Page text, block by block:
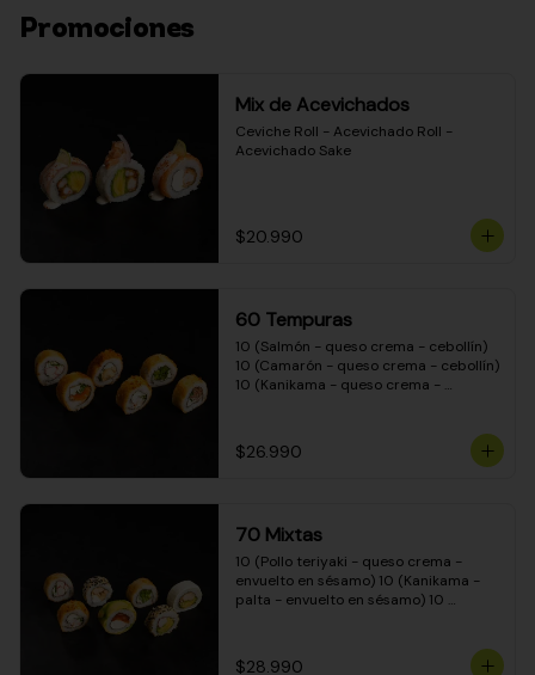
Promociones
Mix de Acevichados
Ceviche Roll - Acevichado Roll -
Acevichado Sake
$20.990
60 Tempuras
10 (Salmón - queso crema - cebollín)
10 (Camarón - queso crema - cebollín)
10 (Kanikama - queso crema -
crema - cebollín) 10 (Carne - queso
crema - cebollín)
$26.990
70 Mixtas
10 (Pollo teriyaki - queso crema -
envuelto en sésamo) 10 (Kanikama -
palta - envuelto en sésamo) 10
- envuelto en queso crema) 10
$28.990